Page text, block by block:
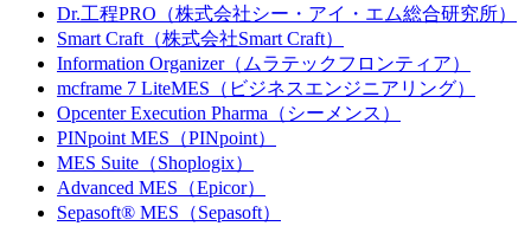
Dr.工程PRO（株式会社シー・アイ・エム総合研究所）
Smart Craft（株式会社Smart Craft）
Information Organizer（ムラテックフロンティア）
mcframe 7 LiteMES（ビジネスエンジニアリング）
Opcenter Execution Pharma（シーメンス）
PINpoint MES（PINpoint）
MES Suite（Shoplogix）
Advanced MES（Epicor）
Sepasoft® MES（Sepasoft）